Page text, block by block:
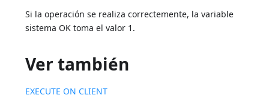
Si la operación se realiza correctemente, la variable
sistema OK toma el valor 1.
Ver también
EXECUTE ON CLIENT